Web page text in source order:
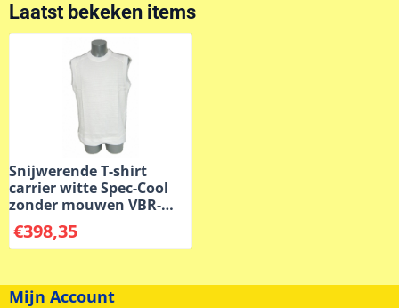
Laatst bekeken items
Snijwerende T-shirt
carrier witte Spec-Cool
zonder mouwen VBR-
Belgium
€398,35
Mijn Account